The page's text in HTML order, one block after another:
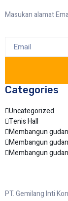
Masukan alamat
Categories
Uncategorized
Tenis Hall
Membangun
Membangun
Membangun
PT. Gemilang Inti